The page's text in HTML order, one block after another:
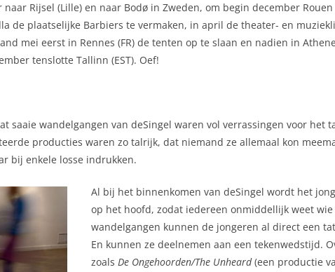
Rijsel (Lille) en naar Bodø in Zweden, om begin december
de plaatselijke Barbiers te vermaken, in april de theater- en
mei eerst in Rennes (FR) de tenten op te slaan en nadien in
tenslotte Tallinn (EST). Oef!
saaie wandelgangen van deSingel waren vol verrassingen voor het
producties waren zo talrijk, dat niemand ze allemaal kon
bij enkele losse indrukken.
Al bij het binnenkomen van deSingel wordt het
op het hoofd, zodat iedereen onmiddellijk weet
wandelgangen kunnen de jongeren al direct een
En kunnen ze deelnemen aan een tekenwedstijd.
zoals De Ongehoorden/The Unheard(een productie